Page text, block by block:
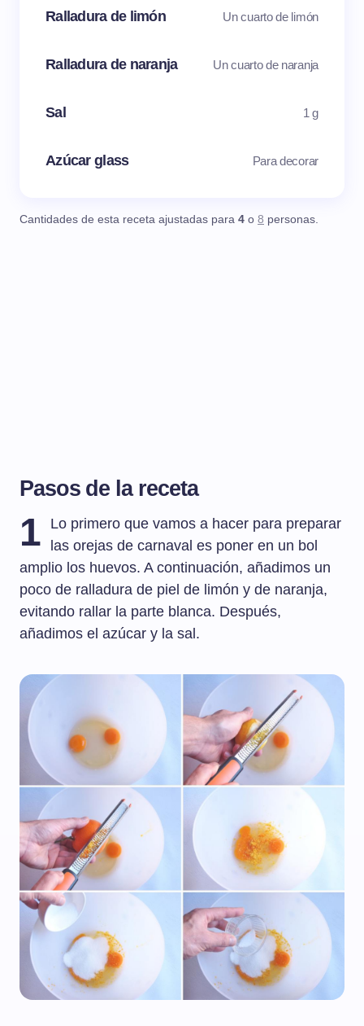
Ralladura de limón Un cuarto de limón
Ralladura de naranja Un cuarto de naranja
Sal 1 g
Azúcar glass Para decorar
Cantidades de esta receta ajustadas para 4 o 8 personas.
Pasos de la receta
1
Lo primero que vamos a hacer para preparar
las orejas de carnaval es poner en un bol
amplio los huevos. A continuación, añadimos un
poco de ralladura de piel de limón y de naranja,
evitando rallar la parte blanca. Después,
añadimos el azúcar y la sal.